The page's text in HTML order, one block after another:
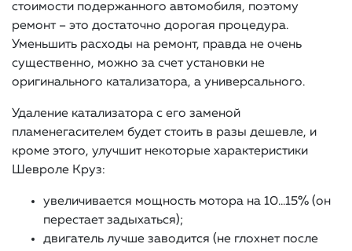
стоимости подержанного автомобиля, поэтому
ремонт – это достаточно дорогая процедура.
Уменьшить расходы на ремонт, правда не очень
существенно, можно за счет установки не
оригинального катализатора, а универсального.
Удаление катализатора с его заменой
пламенегасителем будет стоить в разы дешевле, и
кроме этого, улучшит некоторые характеристики
Шевроле Круз:
увеличивается мощность мотора на 10…15% (он
перестает задыхаться);
двигатель лучше заводится (не глохнет после